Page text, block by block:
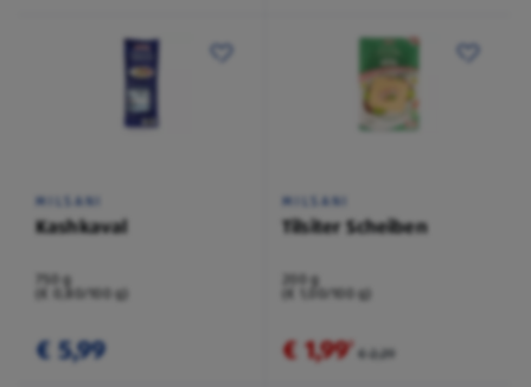
MILSANI
Kashkaval
750 g
(€ 0,80/100 g)
€ 5,99
MILSANI
Tilsiter Scheiben
200 g
(€ 1,00/100 g)
€ 1,99² € 2,29